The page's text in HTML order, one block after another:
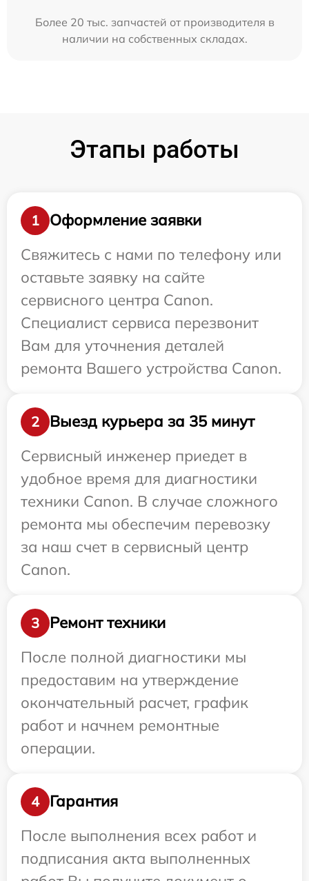
Более 20 тыс. запчастей от производителя в
наличии на собственных складах.
Этапы работы
1
Оформление заявки
Свяжитесь с нами по телефону или
оставьте заявку на сайте
сервисного центра Canon.
Специалист сервиса перезвонит
Вам для уточнения деталей
ремонта Вашего устройства Canon.
2
Выезд курьера за 35 минут
Сервисный инженер приедет в
удобное время для диагностики
техники Canon. В случае сложного
ремонта мы обеспечим перевозку
за наш счет в сервисный центр
Canon.
3
Ремонт техники
После полной диагностики мы
предоставим на утверждение
окончательный расчет, график
работ и начнем ремонтные
операции.
4
Гарантия
После выполнения всех работ и
подписания акта выполненных